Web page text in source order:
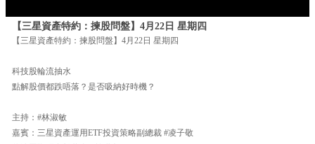
【三星資產特約：揀股問盤】4月22日 星期四
【三星資產特約：揀股問盤】4月22日 星期四
科技股輪流抽水
點解股價都跌唔落？是否吸納好時機？
主持：#林淑敏
嘉賓：三星資產運用ETF投資策略副總裁 #凌子敬